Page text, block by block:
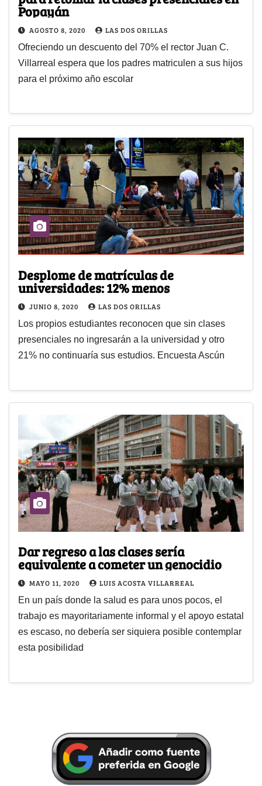
Popayán
AGOSTO 8, 2020 LAS DOS ORILLAS
Ofreciendo un descuento del 70% el rector Juan C.
Villarreal espera que los padres matriculen a sus hijos
para el próximo año escolar
Desplome de matrículas de
universidades: 12% menos
JUNIO 8, 2020 LAS DOS ORILLAS
Los propios estudiantes reconocen que sin clases
presenciales no ingresarán a la universidad y otro
21% no continuaría sus estudios. Encuesta Ascún
Dar regreso a las clases sería
equivalente a cometer un genocidio
MAYO 11, 2020 LUIS ACOSTA VILLARREAL
En un país donde la salud es para unos pocos, el
trabajo es mayoritariamente informal y el apoyo estatal
es escaso, no debería ser siquiera posible contemplar
esta posibilidad